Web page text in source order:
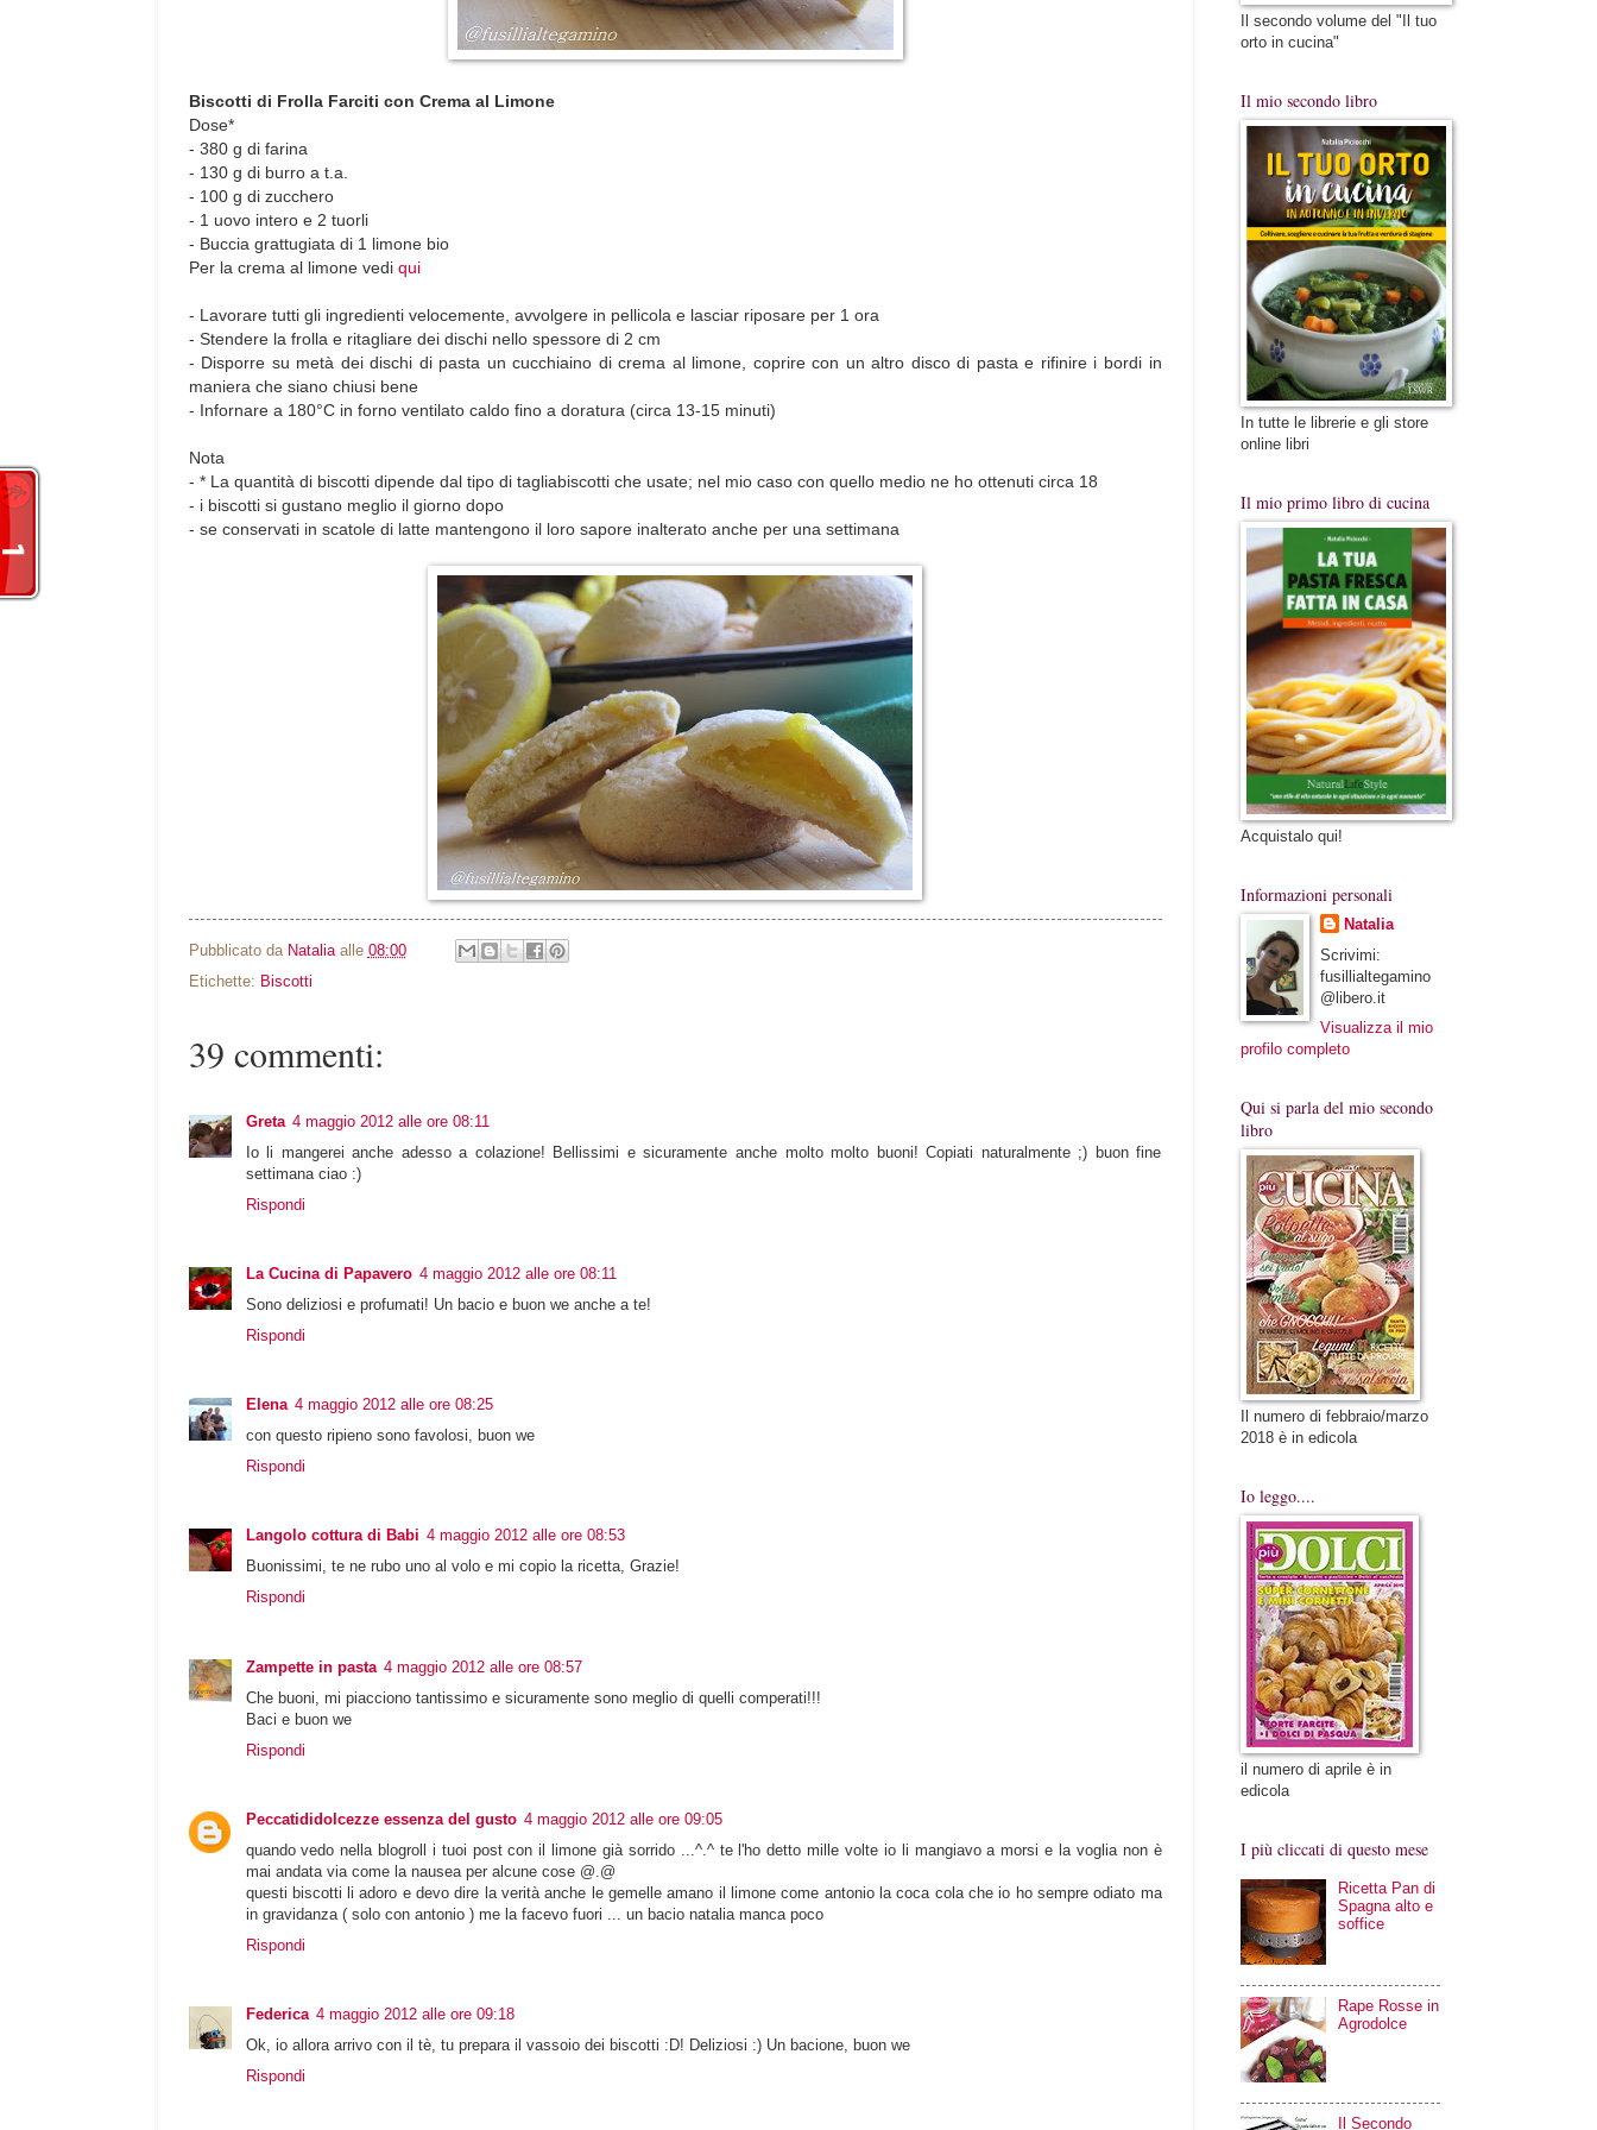
Biscotti di Frolla Farciti con Crema al Limone
Dose*
- 380 g di farina
- 130 g di burro a t.a.
- 100 g di zucchero
- 1 uovo intero e 2 tuorli
- Buccia grattugiata di 1 limone bio
Per la crema al limone vedi qui
- Lavorare tutti gli ingredienti velocemente, avvolgere in pellicola e lasciar riposare per 1 ora
- Stendere la frolla e ritagliare dei dischi nello spessore di 2 cm
- Disporre su metà dei dischi di pasta un cucchiaino di crema al limone, coprire con un altro disco di pasta e rifinire i bordi in
maniera che siano chiusi bene
- Infornare a 180°C in forno ventilato caldo fino a doratura (circa 13-15 minuti)
Nota
- * La quantità di biscotti dipende dal tipo di tagliabiscotti che usate; nel mio caso con quello medio ne ho ottenuti circa 18
- i biscotti si gustano meglio il giorno dopo
- se conservati in scatole di latte mantengono il loro sapore inalterato anche per una settimana
Pubblicato da Natalia alle 08:00
Etichette: Biscotti
39 commenti:
Greta 4 maggio 2012 alle ore 08:11
Io li mangerei anche adesso a colazione! Bellissimi e sicuramente anche molto molto buoni! Copiati naturalmente ;) buon fine
settimana ciao :)
Rispondi
La Cucina di Papavero 4 maggio 2012 alle ore 08:11
Sono deliziosi e profumati! Un bacio e buon we anche a te!
Rispondi
Elena 4 maggio 2012 alle ore 08:25
con questo ripieno sono favolosi, buon we
Rispondi
Langolo cottura di Babi 4 maggio 2012 alle ore 08:53
Buonissimi, te ne rubo uno al volo e mi copio la ricetta, Grazie!
Rispondi
Zampette in pasta 4 maggio 2012 alle ore 08:57
Che buoni, mi piacciono tantissimo e sicuramente sono meglio di quelli comperati!!!
Baci e buon we
Rispondi
Peccatididolcezze essenza del gusto 4 maggio 2012 alle ore 09:05
quando vedo nella blogroll i tuoi post con il limone già sorrido ...^.^ te l'ho detto mille volte io li mangiavo a morsi e la voglia non è
mai andata via come la nausea per alcune cose @.@
questi biscotti li adoro e devo dire la verità anche le gemelle amano il limone come antonio la coca cola che io ho sempre odiato ma
in gravidanza ( solo con antonio ) me la facevo fuori ... un bacio natalia manca poco
Rispondi
Federica 4 maggio 2012 alle ore 09:18
Ok, io allora arrivo con il tè, tu prepara il vassoio dei biscotti :D! Deliziosi :) Un bacione, buon we
Rispondi
Il secondo volume del "Il tuo
orto in cucina"
Il mio secondo libro
In tutte le librerie e gli store
online libri
Il mio primo libro di cucina
Acquistalo qui!
Informazioni personali
Natalia
Scrivimi:
fusillialtegamino
@libero.it
Visualizza il mio
profilo completo
Qui si parla del mio secondo
libro
Il numero di febbraio/marzo
2018 è in edicola
Io leggo....
il numero di aprile è in
edicola
I più cliccati di questo mese
Ricetta Pan di
Spagna alto e
soffice
Rape Rosse in
Agrodolce
Il Secondo